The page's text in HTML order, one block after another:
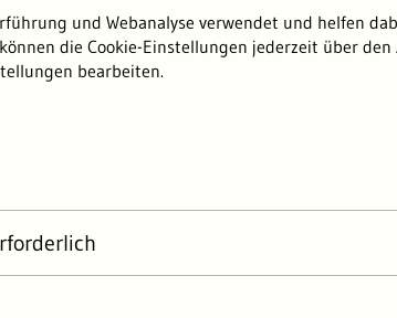
Umweltdaten
und Webanalyse verwendet und helfen
die Cookie-Einstellungen jederzeit über
bearbeiten.